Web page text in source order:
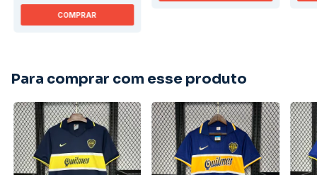
COMPRAR
Para comprar com esse produto